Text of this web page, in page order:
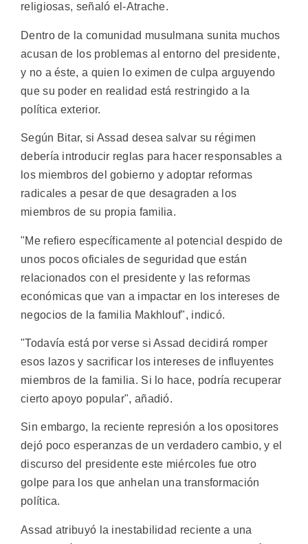
religiosas, señaló el-Atrache.
Dentro de la comunidad musulmana sunita muchos
acusan de los problemas al entorno del presidente,
y no a éste, a quien lo eximen de culpa arguyendo
que su poder en realidad está restringido a la
política exterior.
Según Bitar, si Assad desea salvar su régimen
debería introducir reglas para hacer responsables a
los miembros del gobierno y adoptar reformas
radicales a pesar de que desagraden a los
miembros de su propia familia.
"Me refiero específicamente al potencial despido de
unos pocos oficiales de seguridad que están
relacionados con el presidente y las reformas
económicas que van a impactar en los intereses de
negocios de la familia Makhlouf", indicó.
"Todavía está por verse si Assad decidirá romper
esos lazos y sacrificar los intereses de influyentes
miembros de la familia. Si lo hace, podría recuperar
cierto apoyo popular", añadió.
Sin embargo, la reciente represión a los opositores
dejó poco esperanzas de un verdadero cambio, y el
discurso del presidente este miércoles fue otro
golpe para los que anhelan una transformación
política.
Assad atribuyó la inestabilidad reciente a una